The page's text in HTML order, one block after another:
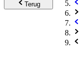
Terug